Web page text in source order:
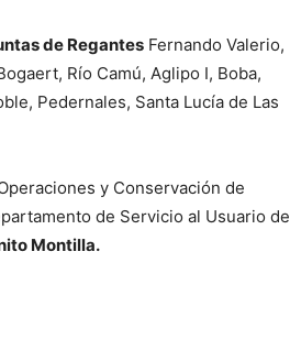
de Regantes Fernando Valerio,
Río Camú, Aglipo I, Boba,
Pedernales, Santa Lucía de Las
y Conservación de
de Servicio al Usuario de
Montilla.